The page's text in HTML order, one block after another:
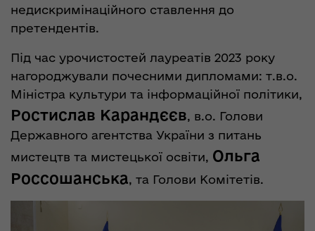
недискримінаційного ставлення до
претендентів.
Під час урочистостей лауреатів 2023 року
нагороджували почесними дипломами: т.в.о.
Міністра культури та інформаційної політики,
Ростислав Карандєєв, в.о. Голови
Державного агентства України з питань
мистецтв та мистецької освіти, Ольга
Россошанська, та Голови Комітетів.